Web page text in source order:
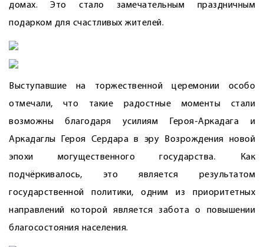
домах. Это стало замечательным праздничным
подарком для счастливых жителей.
Выступавшие на торжественной церемонии особо
отмечали, что такие радостные моменты стали
возможны благодаря усилиям Героя-Аркадага и
Аркадаглы Героя Сердара в эру Возрождения новой
эпохи могущественного государства. Как
подчёркивалось, это является результатом
государственной политики, одним из приоритетных
направлений которой является забота о повышении
благосостояния населения.